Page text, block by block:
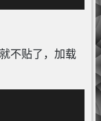
不贴了，加载